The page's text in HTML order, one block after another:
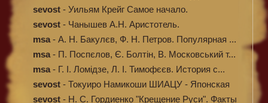
исцелени...
sevost - Уильям Крейг Самое начало.
Происхождение...
sevost - Чанышев А.Н. Аристотель.
msa - А. Н. Бакулєв, Ф. Н. Петров. Популярная ...
msa - П. Поспєлов, Є. Болтін, В. Московський т...
msa - Г. І. Ломідзе, Л. І. Тимофєєв. История с...
sevost - Токуиро Намикоши ШИАЦУ - Японская
терапи...
sevost - Н. С. Гордиенко "Крещение Руси". Факты